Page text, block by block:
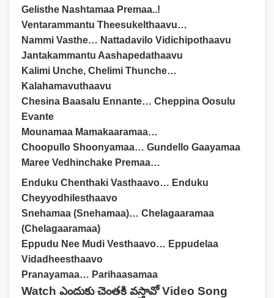
Gelisthe Nashtamaa Premaa..!
Ventarammantu Theesukelthaavu…
Nammi Vasthe… Nattadavilo Vidichipothaavu
Jantakammantu Aashapedathaavu
Kalimi Unche, Chelimi Thunche…
Kalahamavuthaavu
Chesina Baasalu Ennante… Cheppina Oosulu
Evante
Mounamaa Mamakaaramaa…
Choopullo Shoonyamaa… Gundello Gaayamaa
Maree Vedhinchake Premaa…
Enduku Chenthaki Vasthaavo… Enduku
Cheyyodhilesthaavo
Snehamaa (Snehamaa)… Chelagaaramaa
(Chelagaaramaa)
Eppudu Nee Mudi Vesthaavo… Eppudelaa
Vidadheesthaavo
Pranayamaa… Parihaasamaa
Watch ఎందుకు చెంతకి వస్తావో Video Song